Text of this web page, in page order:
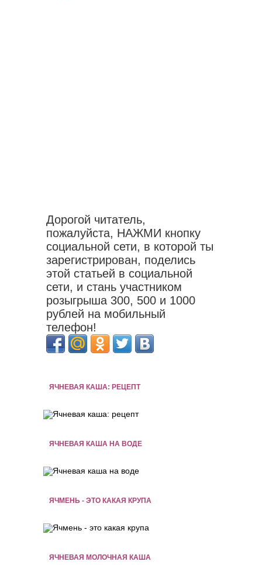
Дорогой читатель,
пожалуйста, НАЖМИ кнопку
социальной сети, в которой ты
зарегистрирован, поделись
этой статьей в социальной
сети, и стань участником
розыгрыша 300, 500 и 1000
рублей на мобильный
телефон!
ЯЧНЕВАЯ КАША: РЕЦЕПТ
ЯЧНЕВАЯ КАША НА ВОДЕ
ЯЧМЕНЬ - ЭТО КАКАЯ КРУПА
ЯЧНЕВАЯ МОЛОЧНАЯ КАША